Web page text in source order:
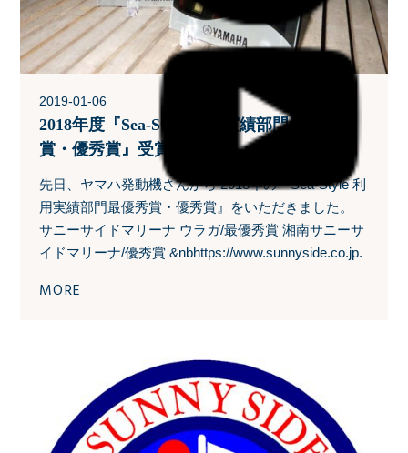
2019-01-06
2018年度『Sea-Style 利用実績部門最優秀
賞・優秀賞』受賞
先日、ヤマハ発動機さんから 2018年の『Sea-Style 利
用実績部門最優秀賞・優秀賞』をいただきました。
サニーサイドマリーナ ウラガ/最優秀賞 湘南サニーサ
イドマリーナ/優秀賞 &nbhttps://www.sunnyside.co.jp.
MORE